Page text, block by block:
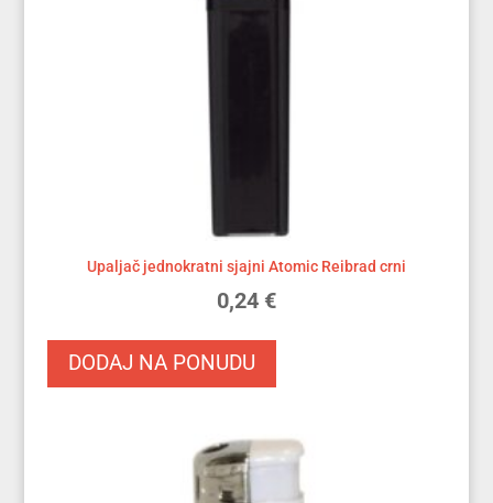
Upaljač jednokratni sjajni Atomic Reibrad crni
0,24 €
DODAJ NA PONUDU